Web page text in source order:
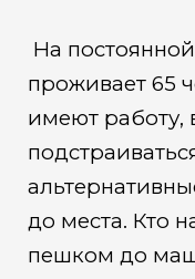
На
проживает 65
имеют работу,
до места. Кто
пешком до